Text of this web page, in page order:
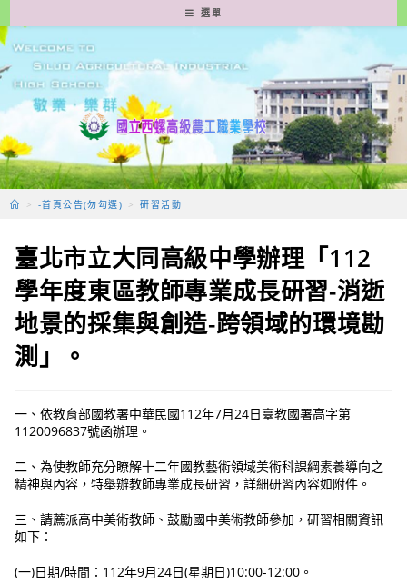
轉
至
要
容
選單
> -首頁公告(勿勾選) > 研習活動
臺北市立大同高級中學辦理「112
學年度東區教師專業成長研習-消逝
地景的採集與創造-跨領域的環境勘
測」。
一、依教育部國教署中華民國112年7月24日臺教國署高字第
1120096837號函辦理。
二、為使教師充分瞭解十二年國教藝術領域美術科課綱素養導向之
精神與內容，特舉辦教師專業成長研習，詳細研習內容如附件。
三、請薦派高中美術教師、鼓勵國中美術教師參加，研習相關資訊
如下：
(一)日期/時間：112年9月24日(星期日)10:00-12:00。